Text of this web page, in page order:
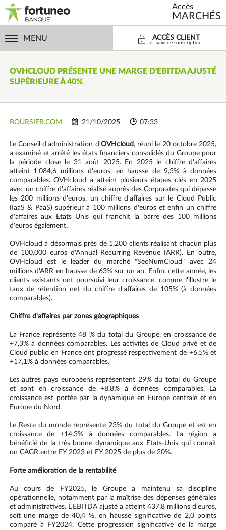
Accès
MARCHÉS
MENU ACCÈS CLIENT
et suivi de souscription
OVHCLOUDPRÉSENTE UNE MARGE D'EBITDA AJUSTÉ
SUPÉRIEURE À 40%
BOURSIER.COM 21/10/2025 07:33
Le Conseil d'administration d'OVHcloud, réuni le 20 octobre 2025,
a examiné et arrêté les états financiers consolidés du Groupe pour
la période close le 31 août 2025. En 2025 le chiffre d'affaires
atteint 1.084,6 millions d'euros, en hausse de 9,3% à données
comparables. OVHcloud a atteint plusieurs étapes clés en 2025
avec un chiffre d'affaires réalisé auprès des Corporates qui dépasse
les 200 millions d'euros, un chiffre d'affaires sur le Cloud Public
(IaaS & PaaS) supérieur à 100 millions d'euros et enfin un chiffre
d'affaires aux Etats Unis qui franchit la barre des 100 millions
d'euros également.
OVHcloud a désormais près de 1.200 clients réalisant chacun plus
de 100.000 euros d'Annual Recurring Revenue (ARR). En outre,
OVHcloud est le leader du marché "SecNumCloud" avec 24
millions d'ARR en hausse de 63% sur un an. Enfin, cette année, les
clients existants ont poursuivi leur croissance, comme l'illustre le
taux de rétention net du chiffre d'affaires de 105% (à données
comparables).
Chiffre d'affaires par zones géographiques
La France représente 48 % du total du Groupe, en croissance de
+7,3% à données comparables. Les activités de Cloud privé et de
Cloud public en France ont progressé respectivement de +6,5% et
+17,1% à données comparables.
Les autres pays européens représentent 29% du total du Groupe
et sont en croissance de +8,8% à données comparables. La
croissance est portée par la dynamique en Europe centrale et en
Europe du Nord.
Le Reste du monde représente 23% du total du Groupe et est en
croissance de +14,3% à données comparables. La région a
bénéficié de la très bonne dynamique aux Etats-Unis qui connait
un CAGR entre FY 2023 et FY 2025 de plus de 20%.
Forte amélioration de la rentabilité
Au cours de FY2025, le Groupe a maintenu sa discipline
opérationnelle, notamment par la maîtrise des dépenses générales
et administratives. L'EBITDA ajusté a atteint 437,8 millions d'euros,
soit une marge de 40,4 %, en hausse significative de 2,0 points
comparé à FY2024. Cette progression significative de la marge